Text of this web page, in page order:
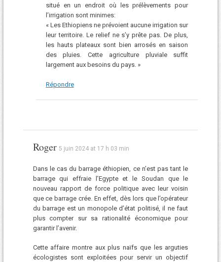
situé en un endroit où les prélèvements pour
l’irrigation sont minimes:
« Les Ethiopiens ne prévoient aucune irrigation sur
leur territoire. Le relief ne s’y prête pas. De plus,
les hauts plateaux sont bien arrosés en saison
des pluies. Cette agriculture pluviale suffit
largement aux besoins du pays. »
Répondre
Roger 5 juin 2024 at 17 h 03 min
Dans le cas du barrage éthiopien, ce n’est pas tant le
barrage qui effraie l’Egypte et le Soudan que le
nouveau rapport de force politique avec leur voisin
que ce barrage crée. En effet, dès lors que l’opérateur
du barrage est un monopole d’état politisé, il ne faut
plus compter sur sa rationalité économique pour
garantir l’avenir.
Cette affaire montre aux plus naïfs que les arguties
écologistes sont exploitées pour servir un objectif